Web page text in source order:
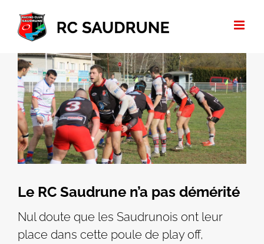
Passer
contenu
Voir
l'image
agrandie
Le RC Saudrune n’a pas démérité
Nul doute que les Saudrunois ont leur
place dans cette poule de play off,